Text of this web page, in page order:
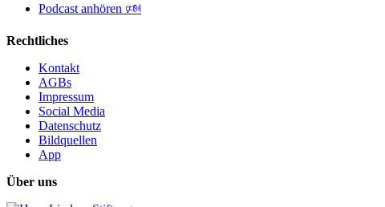
Podcast anhören 🕬
Rechtliches
Kontakt
AGBs
Impressum
Social Media
Datenschutz
Bildquellen
App
Über uns